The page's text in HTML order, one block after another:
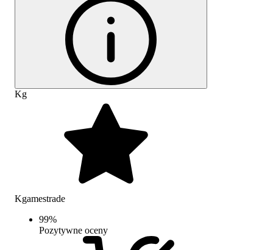
Kg
Kgamestrade
99%
Pozytywne oceny